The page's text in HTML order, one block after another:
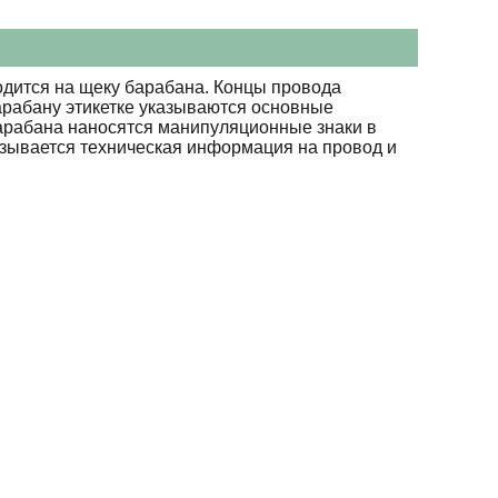
на щеку барабана. Концы провода
этикетке указываются основные
наносятся манипуляционные знаки в
техническая информация на провод и